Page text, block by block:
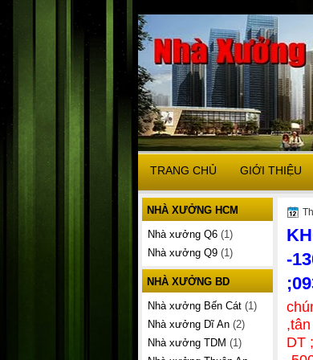
TRANG CHỦ GIỚI THIỆU
-
DT
NHÀ XƯỞNG HCM
Nhà xưởng Q6 (1)
Nhà xưởng Q9 (1)
NHÀ XƯỞNG BD
Nhà xưởng Bến Cát (1)
Nhà xưởng Dĩ An (2)
Nhà xưởng TDM (1)